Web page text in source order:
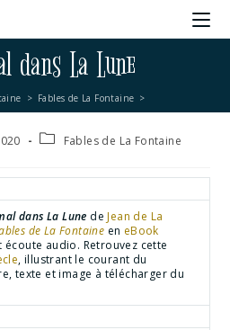
dans La Lune
> Fables de La Fontaine >
Fables de La Fontaine
dans La Lune deJean de La
de La Fontaine en eBook
audio. Retrouvez cette
, illustrant le courant du
texte et image à télécharger du